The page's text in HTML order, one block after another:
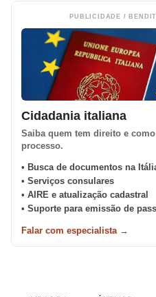
PUBLICIDADE /
Cidadania italiana
Saiba quem tem direito e
processo.
• Busca de documentos na
• Serviços consulares
• AIRE e atualização cadastral
• Suporte para emissão de
Falar com especialista →